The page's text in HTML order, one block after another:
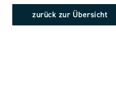
zurück zur Übersicht